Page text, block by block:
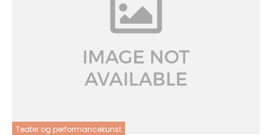
Teater og performancekunst